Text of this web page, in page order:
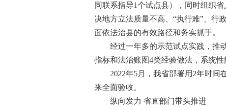
同联系指导1个试点县），同时组织
决地方立法质量不高、“执行难”、行
面依法治县的有效路径和务实抓手。
经过一年多的示范试点实践，推动
指标和法治账图4类经验做法，系统
2022年5月，我省部署用2年时间在
来全面验收。
纵向发力 省直部门带头推进